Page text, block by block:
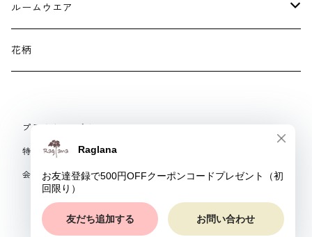
イヤリング・ピアス
ネックレス・ブローチ
手袋、ハンドカバー
スマートフォンケース、バッグ
リング
ルームウエア
パジャマ
花柄
プライバシーポリシー
特定商取引法に基づく表記
会員規約
© Raglana